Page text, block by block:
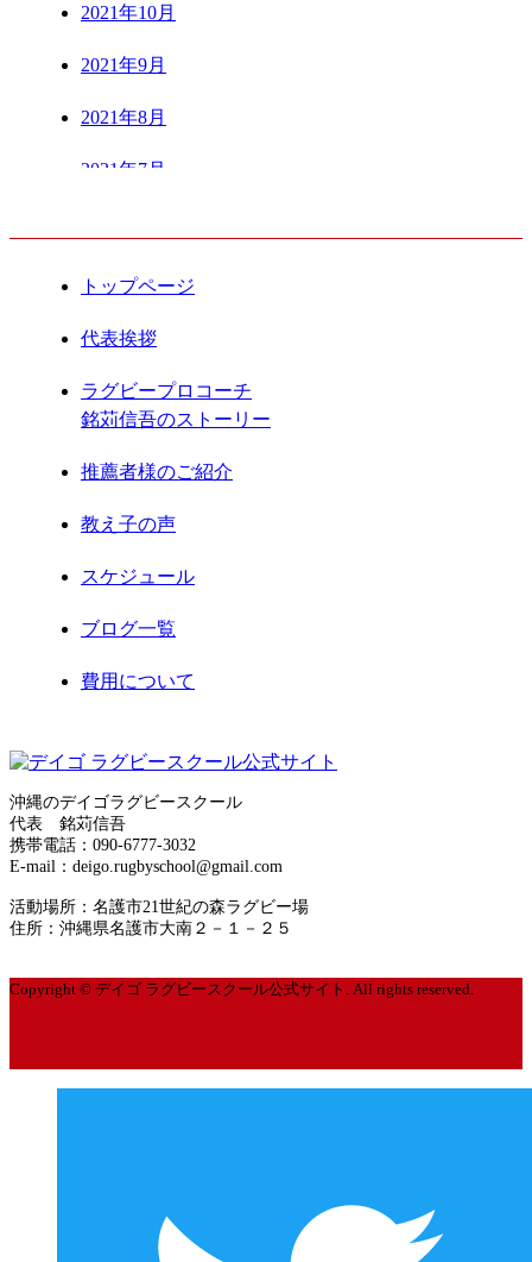
2021年10月
2021年9月
2021年8月
2021年7月
2021年5月
2021年4月
2021年3月
2021年2月
2021年1月
2020年12月
2020年11月
2020年8月
2020年7月
2020年5月
2020年4月
2020年3月
2019年8月
トップページ
代表挨拶
ラグビープロコーチ
銘苅信吾のストーリー
推薦者様のご紹介
教え子の声
スケジュール
ブログ一覧
費用について
運営者情報
沖縄のデイゴラグビースクール
代表 銘苅信吾
携帯電話：090-6777-3032
E-mail：deigo.rugbyschool@gmail.com
活動場所：名護市21世紀の森ラグビー場
住所：沖縄県名護市大南２－１－２５
Copyright © デイゴ ラグビースクール公式サイト. All rights reserved.